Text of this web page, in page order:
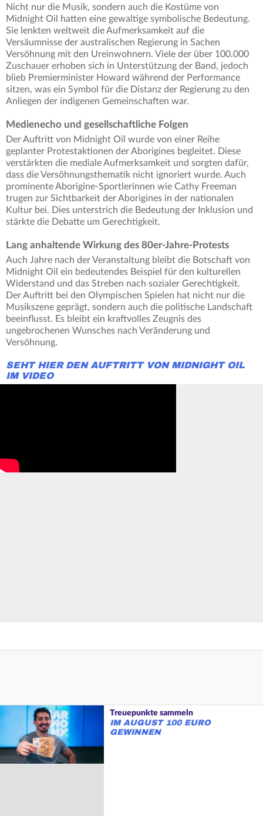
Nicht nur die Musik, sondern auch die Kostüme von
Midnight Oil hatten eine gewaltige symbolische Bedeutung.
Sie lenkten weltweit die Aufmerksamkeit auf die
Versäumnisse der australischen Regierung in Sachen
Versöhnung mit den Ureinwohnern. Viele der über 100.000
Zuschauer erhoben sich in Unterstützung der Band, jedoch
blieb Premierminister Howard während der Performance
sitzen, was ein Symbol für die Distanz der Regierung zu den
Anliegen der indigenen Gemeinschaften war.
Medienecho und gesellschaftliche Folgen
Der Auftritt von Midnight Oil wurde von einer Reihe
geplanter Protestaktionen der Aborigines begleitet. Diese
verstärkten die mediale Aufmerksamkeit und sorgten dafür,
dass die Versöhnungsthematik nicht ignoriert wurde. Auch
prominente Aborigine-Sportlerinnen wie Cathy Freeman
trugen zur Sichtbarkeit der Aborigines in der nationalen
Kultur bei. Dies unterstrich die Bedeutung der Inklusion und
stärkte die Debatte um Gerechtigkeit.
Lang anhaltende Wirkung des 80er-Jahre-Protests
Auch Jahre nach der Veranstaltung bleibt die Botschaft von
Midnight Oil ein bedeutendes Beispiel für den kulturellen
Widerstand und das Streben nach sozialer Gerechtigkeit.
Der Auftritt bei den Olympischen Spielen hat nicht nur die
Musikszene geprägt, sondern auch die politische Landschaft
beeinflusst. Es bleibt ein kraftvolles Zeugnis des
ungebrochenen Wunsches nach Veränderung und
Versöhnung.
SEHT HIER DEN AUFTRITT VON MIDNIGHT OIL
IM VIDEO
Treuepunkte sammeln
IM AUGUST 100 EURO
GEWINNEN